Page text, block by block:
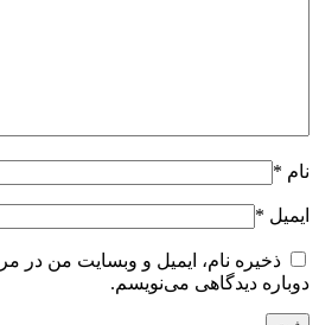
نام *
ایمیل *
ذخیره نام، ایمیل و وبسایت من در
دوباره دیدگاهی می‌نویسم.